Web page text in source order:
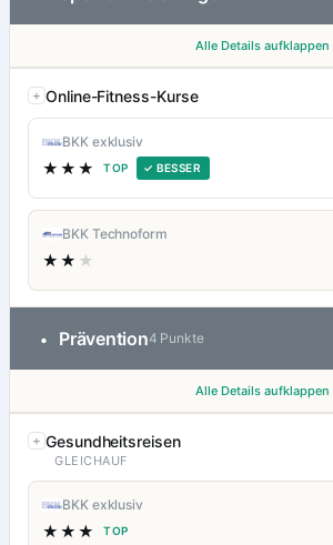
Alle Details aufklappen
Online-Fitness-Kurse
BKK exklusiv
★★★ TOP ✓ BESSER
BKK Technoform
★★ ★
• Prävention4 Punkte
Alle Details aufklappen
Gesundheitsreisen
GLEICHAUF
BKK exklusiv
★★★ TOP